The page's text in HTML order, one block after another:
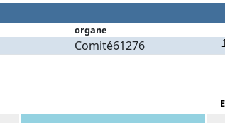
organe
Comité61276